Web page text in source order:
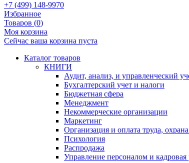
+7 (499) 148-9970
Избранное
Товаров (0)
Моя корзина
Сейчас ваша корзина пуста
Каталог товаров
КНИГИ
Аудит, анализ, и управленческий
Бухгалтерский учет и налоги
Бюджетная сфера
Менеджмент
Некоммерческие организации
Маркетинг
Организация и оплата труда, охрана
Психология
Распродажа
Управление персоналом и кадровая